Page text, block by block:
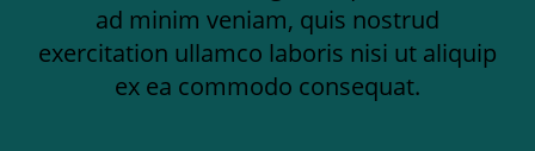
ad minim veniam, quis nostrud
exercitation ullamco laboris nisi ut aliquip
ex ea commodo consequat.